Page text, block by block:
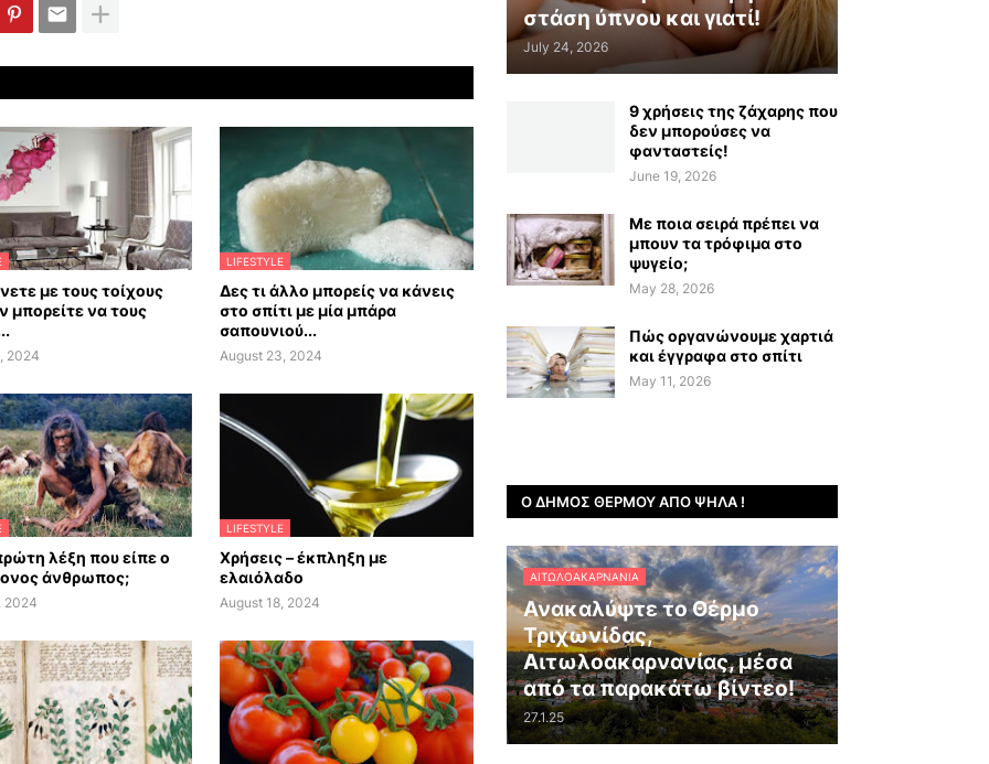
με τους τοίχους
μπορείτε να τους
2024
LIFESTYLE
Δες τι άλλο μπορείς να κάνεις
στο σπίτι με μία μπάρα
σαπουνιού...
August 23, 2024
λέξη που είπε ο
άνθρωπος;
2024
LIFESTYLE
Χρήσεις – έκπληξη με
ελαιόλαδο
August 18, 2024
στάση ύπνου και γιατί!
July 24, 2026
9 χρήσεις της ζάχαρης που
δεν μπορούσες να
φανταστείς!
June 19, 2026
Με ποια σειρά πρέπει να
μπουν τα τρόφιμα στο
ψυγείο;
May 28, 2026
Πώς οργανώνουμε χαρτιά
και έγγραφα στο σπίτι
May 11, 2026
Ο ΔΉΜΟΣ ΘΈΡΜΟΥ ΑΠΌ ΨΗΛΆ !
ΑΙΤΩΛΟΑΚΑΡΝΑΝΊΑ
Ανακαλύψτε το Θέρμο
Τριχωνίδας,
Αιτωλοακαρνανίας, μέσα
από τα παρακάτω βίντεο!
27.1.25